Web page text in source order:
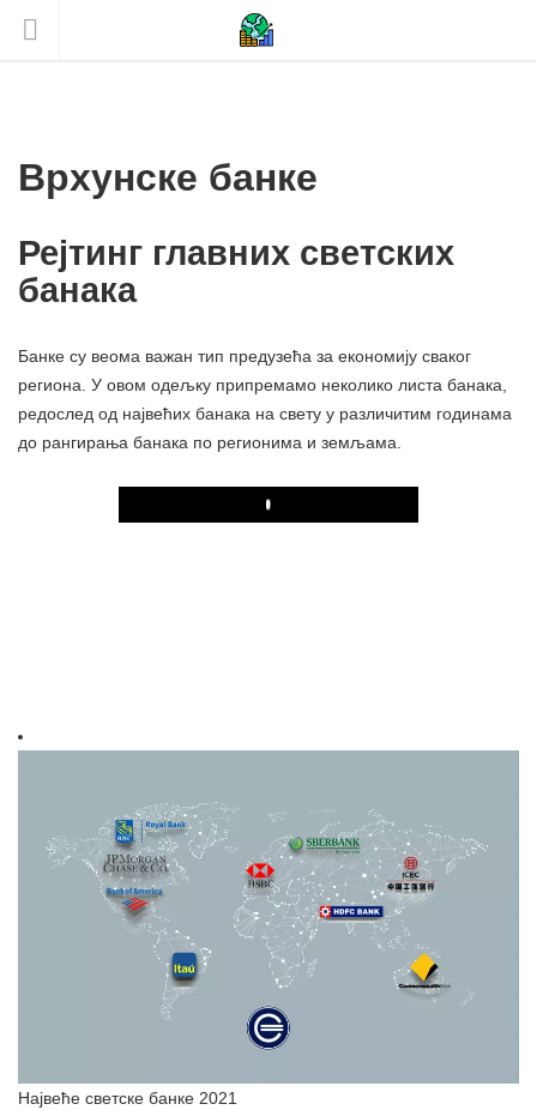
Врхунске банке
Рејтинг главних светских
банака
Банке су веома важан тип предузећа за економију сваког
региона. У овом одељку припремамо неколико листа банака,
редослед од највећих банака на свету у различитим годинама
до рангирања банака по регионима и земљама.
Play
Највеће светске банке 2021